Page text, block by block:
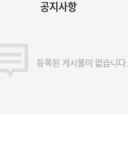
공지사항
등록된 게시물이 없습니다.